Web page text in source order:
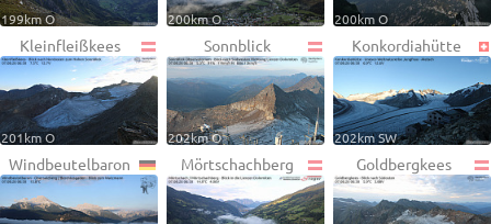
199km O 200km O 200km O
Kleinfleißkees
201km O
Sonnblick
202km O
Konkordiahütte
202km SW
Windbeutelbaron Mörtschachberg Goldbergkees